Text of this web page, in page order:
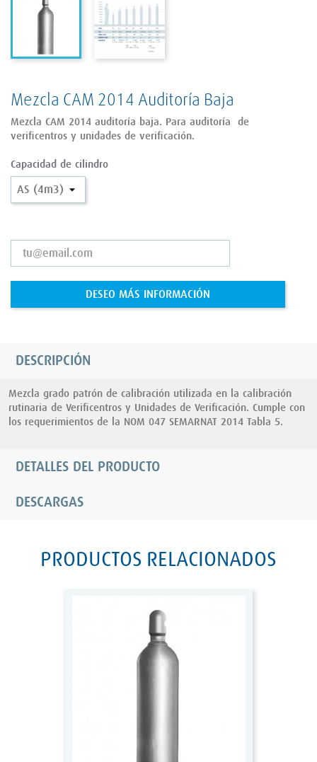
Mezcla CAM 2014 Auditoría Baja
Mezcla CAM 2014 auditoría baja. Para auditoría de
verificentros y unidades de verificación.
Capacidad de cilindro
DESEO MÁS INFORMACIÓN
DESCRIPCIÓN
Mezcla grado patrón de calibración utilizada en la calibración
rutinaria de Verificentros y Unidades de Verificación. Cumple con
los requerimientos de la NOM 047 SEMARNAT 2014 Tabla 5.
DETALLES DEL PRODUCTO
DESCARGAS
PRODUCTOS RELACIONADOS